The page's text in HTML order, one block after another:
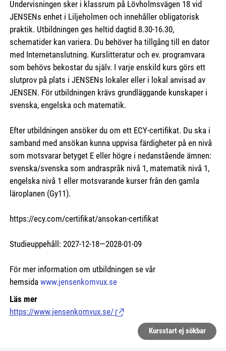
Undervisningen sker i klassrum på Lövholmsvägen 18 vid
JENSENs enhet i Liljeholmen och innehåller obligatorisk
praktik. Utbildningen ges heltid dagtid 8.30-16.30,
schematider kan variera. Du behöver ha tillgång till en dator
med Internetanslutning. Kurslitteratur och ev. programvara
som behövs bekostar du själv. I varje enskild kurs görs ett
slutprov på plats i JENSENs lokaler eller i lokal anvisad av
JENSEN. För utbildningen krävs grundläggande kunskaper i
svenska, engelska och matematik.
Efter utbildningen ansöker du om ett ECY-certifikat. Du ska i
samband med ansökan kunna uppvisa färdigheter på en nivå
som motsvarar betyget E eller högre i nedanstående ämnen:
svenska/svenska som andraspråk nivå 1, matematik nivå 1,
engelska nivå 1 eller motsvarande kurser från den gamla
läroplanen (Gy11).
https://ecy.com/certifikat/ansokan-certifikat
Studieuppehåll: 2027-12-18—2028-01-09
För mer information om utbildningen se vår
hemsida www.jensenkomvux.se
Läs mer
https://www.jensenkomvux.se/ (Länk till extern sida.)
Kursstart ej sökbar